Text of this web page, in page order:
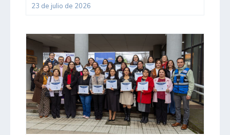
23 de julio de 2026